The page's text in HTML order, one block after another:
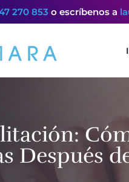
270 853 o escríbenos a
Después